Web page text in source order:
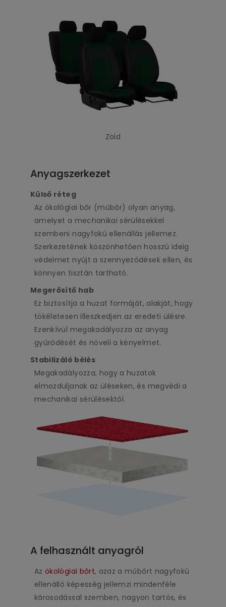
Zöld
Anyagszerkezet
Külső réteg
Az ökológiai bőr (műbőr) olyan anyag,
amelyet a mechanikai sérülésekkel
szembeni nagyfokú ellenállás jellemez.
Szerkezetének köszönhetően hosszú ideig
védelmet nyújt a szennyeződések ellen, és
könnyen tisztán tartható.
Megerősítő hab
Ez biztosítja a huzat formáját, alakját, hogy
tökéletesen illeszkedjen az eredeti ülésre.
Ezenkívül megakadályozza az anyag
gyűrődését és növeli a kényelmet.
Stabilizáló bélés
Megakadályozza, hogy a huzatok
elmozduljanak az üléseken, és megvédi a
mechanikai sérülésektől.
A felhasznált anyagról
Az ökológiai bőrt, azaz a műbőrt nagyfokú
ellenálló képesség jellemzi mindenféle
károsodással szemben, nagyon tartós, és